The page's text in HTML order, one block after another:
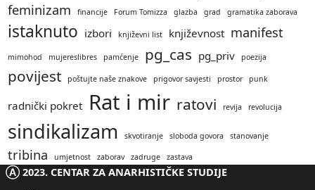
feminizam financije Forum Tomizza glazba grad gramatika zaborava
istaknuto izbori književni list književnost manifest
mimohod mujereslibres pamćenje pg_cas pg_priv poezija
povijest poštujte naše znakove prigovor savjesti prostor punk
radnički pokret Rat i mir ratovi revija revolucija
sindikalizam skvotiranje sloboda govora stanovanje
tribina umjetnost zaborav zadruge zastava
Ⓐ 2023. CENTAR ZA ANARHISTIČKE STUDIJE